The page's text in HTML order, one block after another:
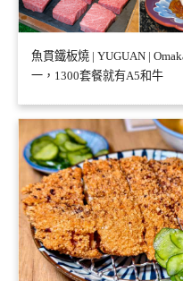
魚貫鐵板燒 | YUGUAN |
一，1300套餐就有A5和牛